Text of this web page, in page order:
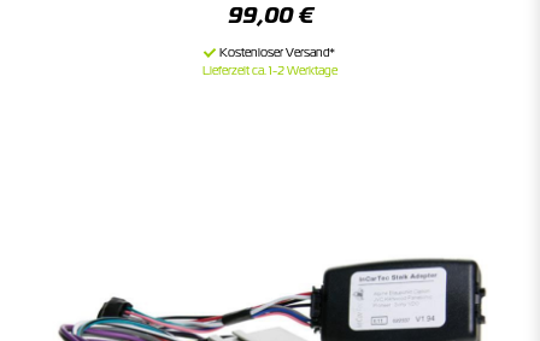
99,00 €
Lieferzeit ca. 1-2 Werktage